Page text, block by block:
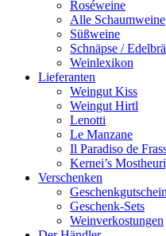
Roséweine
Alle Schaumweine
Süßweine
Schnäpse /
Weinlexikon
Lieferanten
Weingut Kiss
Weingut Hirtl
Lenotti
Le Manzane
Il Paradiso de
Kernei’s
Verschenken
Geschenk-Sets
Weinverkostungen